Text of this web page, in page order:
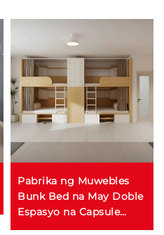
Pabrika ng Muwebles
Bunk Bed na May Doble
Espasyo na Capsule
Bunk Bed para sa